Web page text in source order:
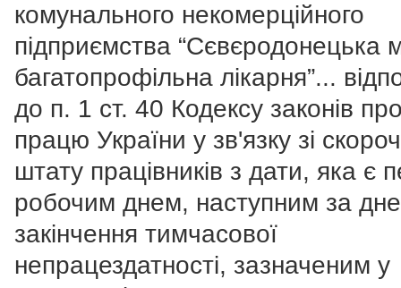
комунального некомерційного
підприємства “Сєвєродонецька
багатопрофільна лікарня”...
до п. 1 ст. 40 Кодексу законів
працю України у зв'язку зі
штату працівників з дати, яка є
робочим днем, наступним за
закінчення тимчасової
непрацездатності, зазначеним у